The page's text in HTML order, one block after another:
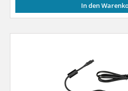
In den